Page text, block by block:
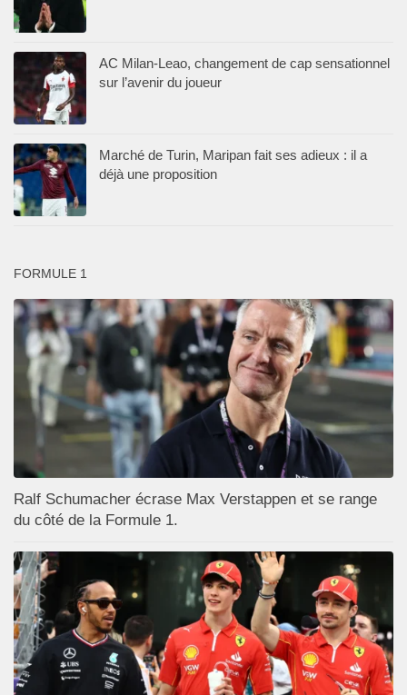
AC Milan-Leao, changement de cap sensationnel
sur l’avenir du joueur
Marché de Turin, Maripan fait ses adieux : il a
déjà une proposition
FORMULE 1
Ralf Schumacher écrase Max Verstappen et se range
du côté de la Formule 1.